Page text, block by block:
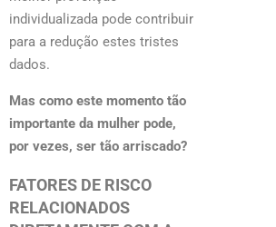
individualizada pode contribuir
para a redução estes tristes
dados.
Mas como este momento tão
importante da mulher pode,
por vezes, ser tão arriscado?
FATORES DE RISCO
RELACIONADOS